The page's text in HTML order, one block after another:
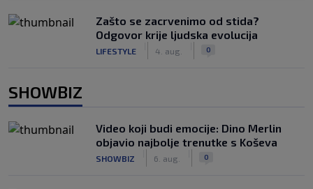
Zašto se zacrvenimo od stida?
Odgovor krije ljudska evolucija
LIFESTYLE 4. aug. 0
SHOWBIZ
Video koji budi emocije: Dino Merlin
objavio najbolje trenutke s Koševa
SHOWBIZ 6. aug. 0